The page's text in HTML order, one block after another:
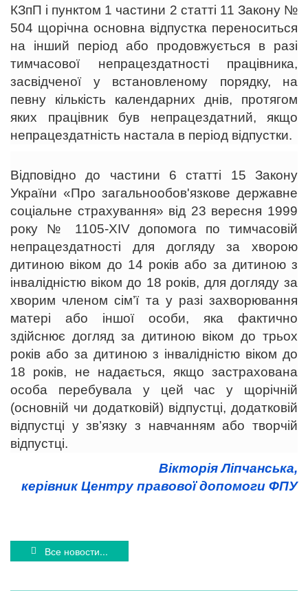
КЗпП і пунктом 1 частини 2 статті 11 Закону №
504 щорічна основна відпустка переноситься
на інший період або продовжується в разі
тимчасової непрацездатності працівника,
засвідченої у встановленому порядку, на
певну кількість календарних днів, протягом
яких працівник був непрацездатний, якщо
непрацездатність настала в період відпустки.
Відповідно до частини 6 статті 15 Закону
України «Про загальнообов'язкове державне
соціальне страхування» від 23 вересня 1999
року № 1105-XIV допомога по тимчасовій
непрацездатності для догляду за хворою
дитиною віком до 14 років або за дитиною з
інвалідністю віком до 18 років, для догляду за
хворим членом сім’ї та у разі захворювання
матері або іншої особи, яка фактично
здійснює догляд за дитиною віком до трьох
років або за дитиною з інвалідністю віком до
18 років, не надається, якщо застрахована
особа перебувала у цей час у щорічній
(основній чи додатковій) відпустці, додатковій
відпустці у зв’язку з навчанням або творчій
відпустці.
Вікторія Ліпчанська,
керівник Центру правової допомоги ФПУ
Все новости...